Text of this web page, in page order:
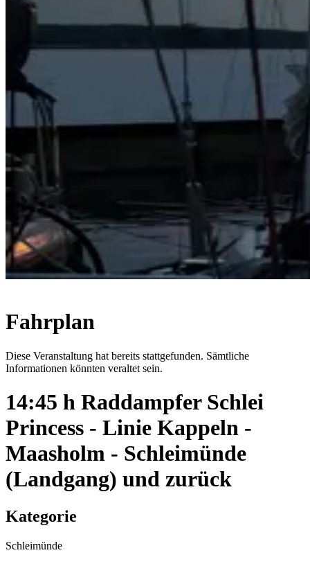
Fahrplan
Diese Veranstaltung hat bereits stattgefunden. Sämtliche
Informationen könnten veraltet sein.
14:45 h Raddampfer Schlei
Princess - Linie Kappeln -
Maasholm - Schleimünde
(Landgang) und zurück
Kategorie
Schleimünde